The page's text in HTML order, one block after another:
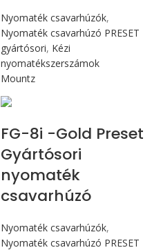
Nyomaték csavarhúzók,
Nyomaték csavarhúzó PRESET
gyártósori, Kézi
nyomatékszerszámok
Mountz
FG-8i -Gold Preset
Gyártósori
nyomaték
csavarhúzó
Nyomaték csavarhúzók,
Nyomaték csavarhúzó PRESET